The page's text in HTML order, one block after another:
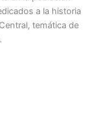
a la historia
temática de